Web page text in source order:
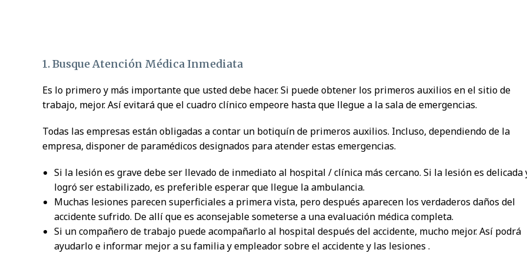
1. Busque Atención Médica Inmediata
Es lo primero y más importante que usted debe hacer. Si puede obtener los primeros auxilios en el sitio de
trabajo, mejor. Así evitará que el cuadro clínico empeore hasta que llegue a la sala de emergencias.
Todas las empresas están obligadas a contar un botiquín de primeros auxilios. Incluso, dependiendo de la
empresa, disponer de paramédicos designados para atender estas emergencias.
Si la lesión es grave debe ser llevado de inmediato al hospital / clínica más cercano. Si la lesión es delicada
logró ser estabilizado, es preferible esperar que llegue la ambulancia.
Muchas lesiones parecen superficiales a primera vista, pero después aparecen los verdaderos daños del
accidente sufrido. De allí que es aconsejable someterse a una evaluación médica completa.
Si un compañero de trabajo puede acompañarlo al hospital después del accidente, mucho mejor. Así podrá
ayudarlo e informar mejor a su familia y empleador sobre el accidente y las lesiones .